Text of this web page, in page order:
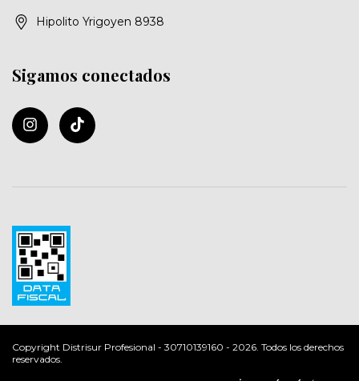
Hipolito Yrigoyen 8938
Sigamos conectados
Copyright Distrisur Profesional - 30710139160 - 2026. Todos los derechos
reservados.